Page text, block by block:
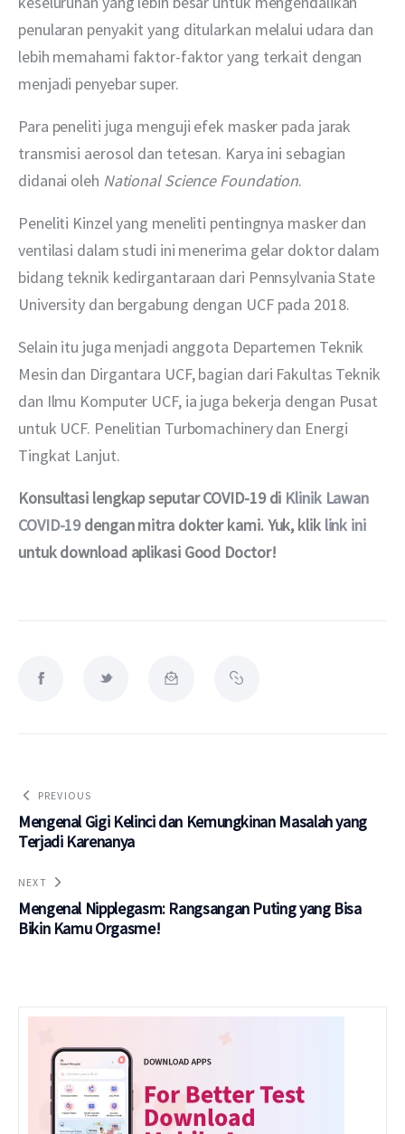
penularan penyakit yang ditularkan melalui udara dan
lebih memahami faktor-faktor yang terkait dengan
menjadi penyebar super.
Para peneliti juga menguji efek masker pada jarak
transmisi aerosol dan tetesan. Karya ini sebagian
didanai oleh National Science Foundation.
Peneliti Kinzel yang meneliti pentingnya masker dan
ventilasi dalam studi ini menerima gelar doktor dalam
bidang teknik kedirgantaraan dari Pennsylvania State
University dan bergabung dengan UCF pada 2018.
Selain itu juga menjadi anggota Departemen Teknik
Mesin dan Dirgantara UCF, bagian dari Fakultas Teknik
dan Ilmu Komputer UCF, ia juga bekerja dengan Pusat
untuk UCF. Penelitian Turbomachinery dan Energi
Tingkat Lanjut.
Konsultasi lengkap seputar COVID-19 di Klinik Lawan
COVID-19 dengan mitra dokter kami. Yuk, klik link ini
untuk download aplikasi Good Doctor!
PREVIOUS
Mengenal Gigi Kelinci dan Kemungkinan Masalah yang
Terjadi Karenanya
NEXT
Mengenal Nipplegasm: Rangsangan Puting yang Bisa
Bikin Kamu Orgasme!